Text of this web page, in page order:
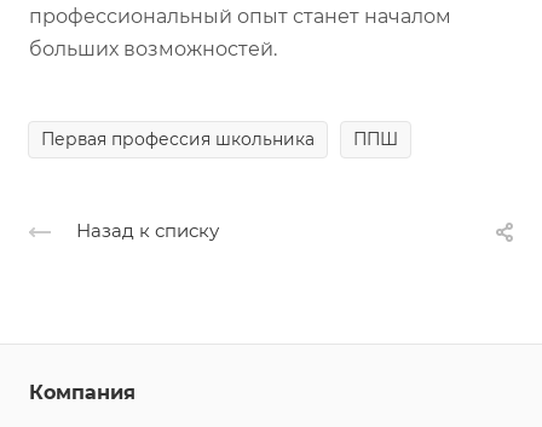
профессиональный опыт станет началом
больших возможностей.
Первая профессия школьника ППШ
Назад к списку
Компания